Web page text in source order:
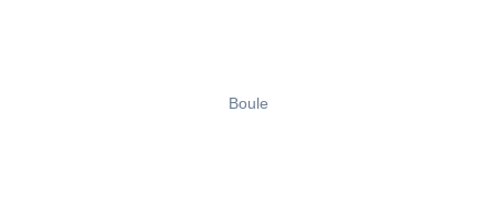
Boule